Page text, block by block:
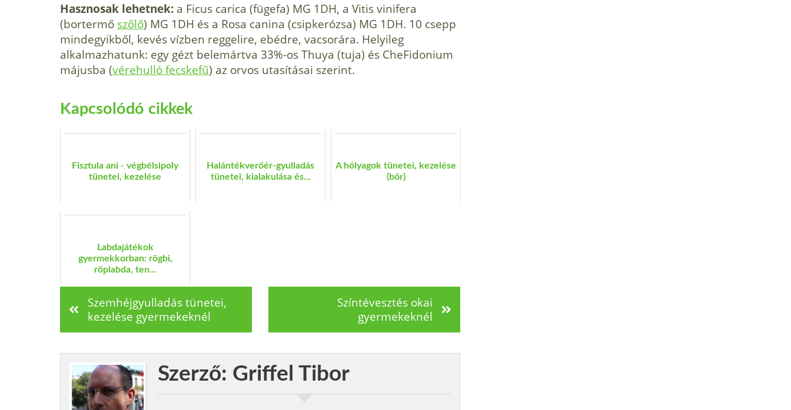
Hasznosak lehetnek: a Ficus carica (fügefa) MG 1DH, a Vitis vinifera
(bortermő szőlő) MG 1DH és a Rosa canina (csipkerózsa) MG 1DH. 10 csepp
mindegyikből, kevés vízben reggelire, ebédre, vacsorára. Helyileg
alkalmazhatunk: egy gézt belemártva 33%-os Thuya (tuja) és CheFidonium
májusba (vérehulló fecskefű) az orvos utasításai szerint.
Kapcsolódó cikkek
Fisztula ani - végbélsipoly
tünetei, kezelése
Halántékverőér-gyulladás
tünetei, kialakulása és...
A hólyagok tünetei, kezelése
(bőr)
Labdajátékok
gyermekkorban: rögbi,
röplabda, ten...
Szemhéjgyulladás tünetei,
kezelése gyermekeknél
Színtévesztés okai
gyermekeknél
Szerző: Griffel Tibor